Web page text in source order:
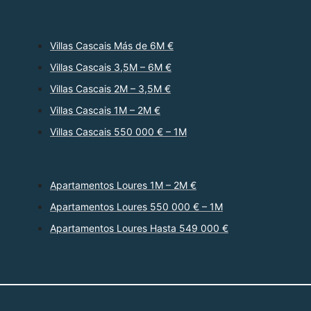
Villas Cascais Más de 6M €
Villas Cascais 3,5M – 6M €
Villas Cascais 2M – 3,5M €
Villas Cascais 1M – 2M €
Villas Cascais 550 000 € – 1M
Apartamentos Loures 1M – 2M €
Apartamentos Loures 550 000 € – 1M
Apartamentos Loures Hasta 549 000 €